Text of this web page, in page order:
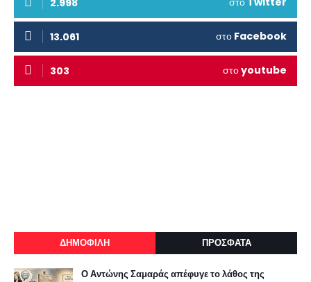
2.998
13.061 στο Facebook
303 στοyoutube
ΔΗΜΟΦΙΛΗ ΠΡΟΣΦΑΤΑ
Ο Αντώνης Σαμαράς απέφυγε το λάθος της